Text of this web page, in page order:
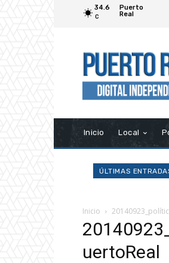
34.6
C
Puerto
Real
Inicio Local
ÚLTIMAS
Inicio
uertoReal